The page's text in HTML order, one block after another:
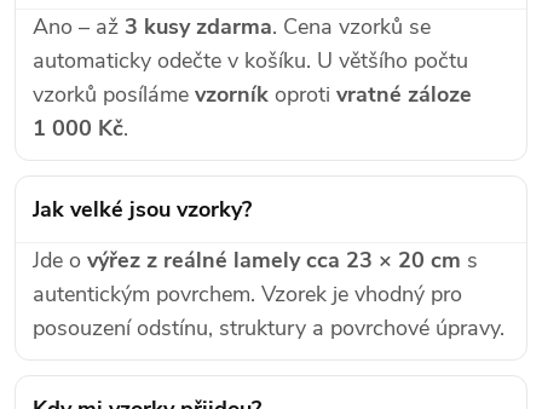
Ano – až 3 kusy zdarma. Cena vzorků se
automaticky odečte v košíku. U většího počtu
vzorků posíláme vzorník oproti vratné záloze
1 000 Kč.
Jak velké jsou vzorky?
Jde o výřez z reálné lamely cca 23 × 20 cm s
autentickým povrchem. Vzorek je vhodný pro
posouzení odstínu, struktury a povrchové úpravy.